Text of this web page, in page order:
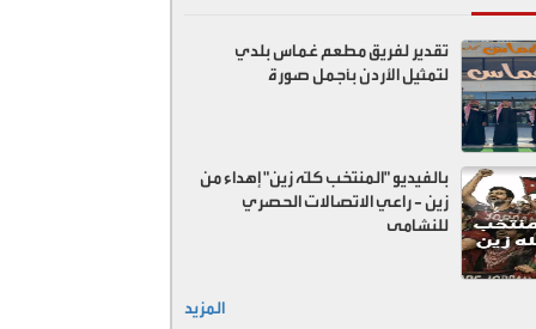
تقدير لفريق مطعم غماس بلدي
لتمثيل الأردن بأجمل صورة
بالفيديو "المنتخب كلّه زين" إهداء من
زين - راعي الاتصالات الحصري
للنشامى
المزيد